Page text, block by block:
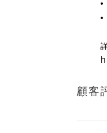
•
•
顧客